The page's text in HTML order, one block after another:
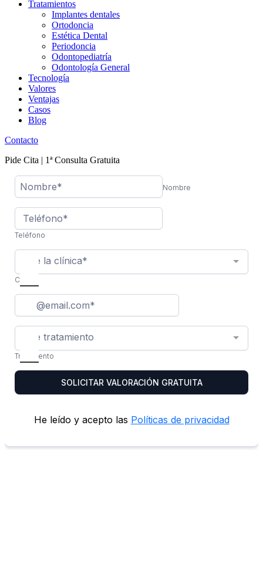
Tratamientos
Implantes dentales
Ortodoncia
Estética Dental
Periodoncia
Odontopediatría
Odontología General
Tecnología
Valores
Ventajas
Casos
Blog
Contacto
Pide Cita | 1ª Consulta Gratuita